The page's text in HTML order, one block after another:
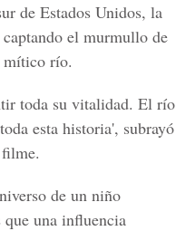
de Estados Unidos, la
el murmullo de
mítico río.
toda su vitalidad. El río
esta historia', subrayó
de un niño
una influencia